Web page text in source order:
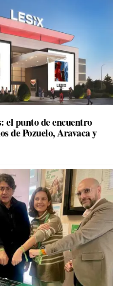
el punto de encuentro
de Pozuelo, Aravaca y